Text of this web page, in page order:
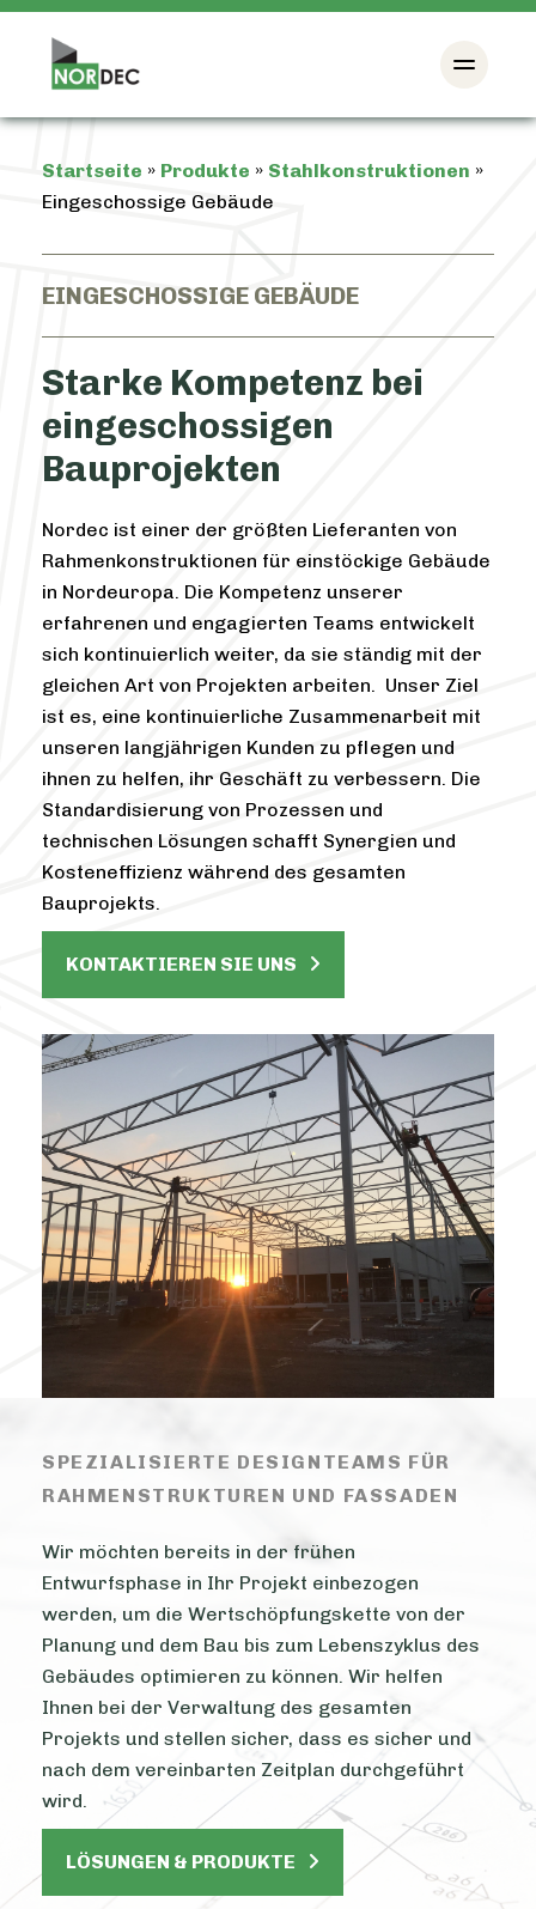
Startseite » Produkte » Stahlkonstruktionen »
Eingeschossige Gebäude
EINGESCHOSSIGE GEBÄUDE
Starke Kompetenz bei
eingeschossigen
Bauprojekten
Nordec ist einer der größten Lieferanten von
Rahmenkonstruktionen für einstöckige Gebäude
in Nordeuropa. Die Kompetenz unserer
erfahrenen und engagierten Teams entwickelt
sich kontinuierlich weiter, da sie ständig mit der
gleichen Art von Projekten arbeiten. Unser Ziel
ist es, eine kontinuierliche Zusammenarbeit mit
unseren langjährigen Kunden zu pflegen und
ihnen zu helfen, ihr Geschäft zu verbessern. Die
Standardisierung von Prozessen und
technischen Lösungen schafft Synergien und
Kosteneffizienz während des gesamten
Bauprojekts.
KONTAKTIEREN SIE UNS
SPEZIALISIERTE DESIGNTEAMS FÜR
RAHMENSTRUKTUREN UND FASSADEN
Wir möchten bereits in der frühen
Entwurfsphase in Ihr Projekt einbezogen
werden, um die Wertschöpfungskette von der
Planung und dem Bau bis zum Lebenszyklus des
Gebäudes optimieren zu können. Wir helfen
Ihnen bei der Verwaltung des gesamten
Projekts und stellen sicher, dass es sicher und
nach dem vereinbarten Zeitplan durchgeführt
wird.
LÖSUNGEN & PRODUKTE